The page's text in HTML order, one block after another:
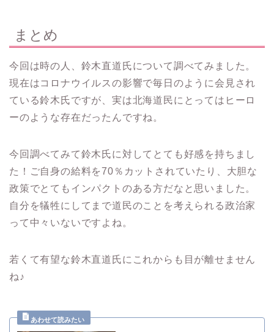
まとめ
今回は時の人、鈴木直道氏について調べてみました。
現在はコロナウイルスの影響で毎日のように会見され
ている鈴木氏ですが、実は北海道民にとってはヒーロ
ーのような存在だったんですね。
今回調べてみて鈴木氏に対してとても好感を持ちまし
た！ご自身の給料を70％カットされていたり、大胆な
政策でとてもインパクトのある方だなと思いました。
自分を犠牲にしてまで道民のことを考えられる政治家
って中々いないですよね。
若くて有望な鈴木直道氏にこれからも目が離せません
ね♪